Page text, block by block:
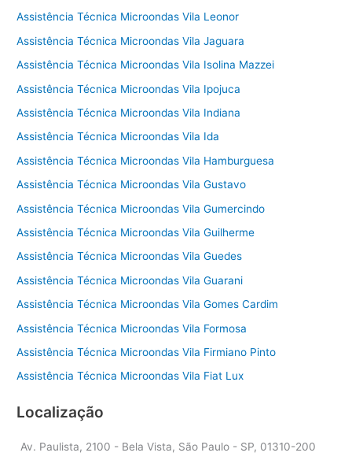
Assistência Técnica Microondas Vila Leonor
Assistência Técnica Microondas Vila Jaguara
Assistência Técnica Microondas Vila Isolina Mazzei
Assistência Técnica Microondas Vila Ipojuca
Assistência Técnica Microondas Vila Indiana
Assistência Técnica Microondas Vila Ida
Assistência Técnica Microondas Vila Hamburguesa
Assistência Técnica Microondas Vila Gustavo
Assistência Técnica Microondas Vila Gumercindo
Assistência Técnica Microondas Vila Guilherme
Assistência Técnica Microondas Vila Guedes
Assistência Técnica Microondas Vila Guarani
Assistência Técnica Microondas Vila Gomes Cardim
Assistência Técnica Microondas Vila Formosa
Assistência Técnica Microondas Vila Firmiano Pinto
Assistência Técnica Microondas Vila Fiat Lux
Localização
Av. Paulista, 2100 - Bela Vista, São Paulo - SP, 01310-200